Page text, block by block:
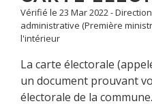
Vérifié le 23 Mar 2022 -
administrative (Première
l'intérieur
La carte électorale
un document prouvant
électorale de la